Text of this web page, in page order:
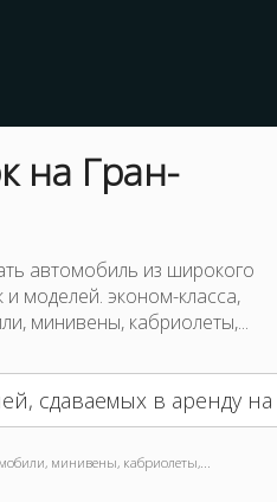
на Гран-
автомобиль из широкого
моделей. эконом-класса,
минивены, кабриолеты,...
сдаваемых в аренду
минивены, кабриолеты,...